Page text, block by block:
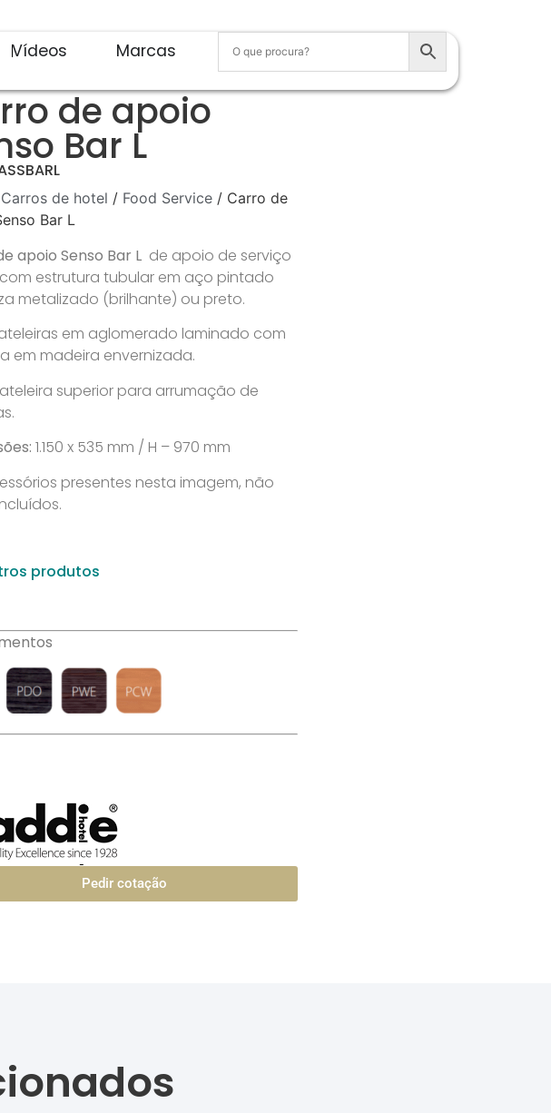
Vídeos Marcas
de apoio
Bar L
Carros de hotel / Food Service/ Carro de
Bar L
apoio Senso Bar L de apoio de serviço
estrutura tubular em aço pintado
metalizado (brilhante) ou preto.
em aglomerado laminado com
em madeira envernizada.
superior para arrumação de
1.150 x 535 mm / H – 970 mm
presentes nesta imagem, não
produtos
Pedir cotação